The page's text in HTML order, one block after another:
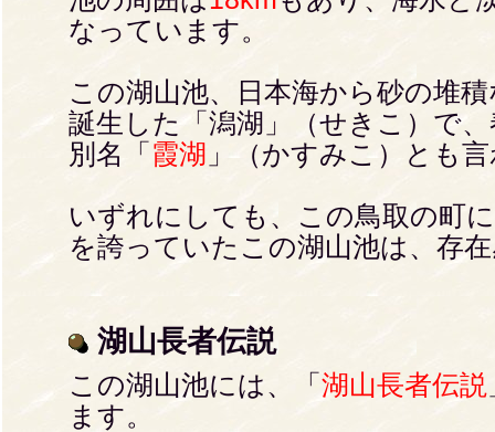
なっています。
この湖山池、日本海から砂の堆
誕生した「潟湖」（せきこ）で
別名「 霞湖 」（かすみこ）とも
いずれにしても、この鳥取の町
を誇っていたこの湖山池は、存
湖山長者伝説
この湖山池には、「 湖山長者伝説
ます。